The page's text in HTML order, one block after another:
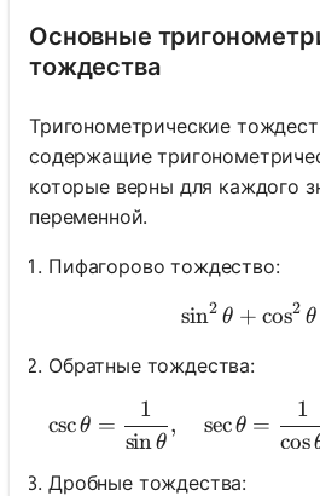
Основные
тождества
Тригонометрические
содержащие
которые верны для каждого
переменной.
Пифагорово тождество:
\sin
sin2 θ + cos2 θ
Обратные тождества:
cscθ =
sinθ
1
, sec θ =
cos
1
Дробные тождества: